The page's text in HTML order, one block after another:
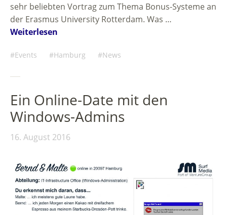
sehr beliebten Vortrag zum Thema Bonus-Systeme an
der Erasmus University Rotterdam. Was …
Weiterlesen
Events Hamburg News
Ein Online-Date mit den
Windows-Admins
16. August 2016